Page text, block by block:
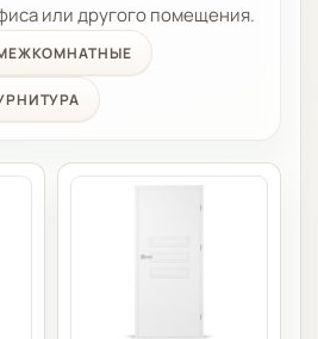
или другого помещения.